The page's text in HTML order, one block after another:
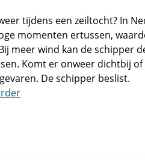
tijdens een zeiltocht? In
momenten ertussen,
meer wind kan de schipper
Komt er onweer dichtbij
De schipper beslist.